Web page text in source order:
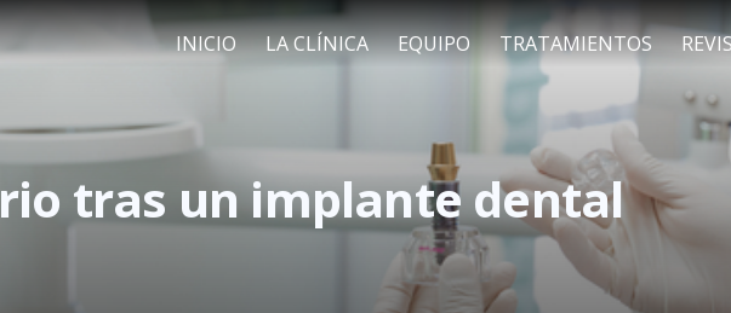
INICIO LA CLÍNICA EQUIPO TRATAMIENTOS
tras un implante dental